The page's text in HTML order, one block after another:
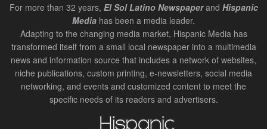
For more than 32 years, El Sol Latino Newspaperand Hispanic
Media has been a media leader.
Adapting to the changing media market, Hispanic Media has
transformed itself from a small local newspaper into a multimedia
news and information source that includes a network of websites,
niche publications, custom printing, e-newsletters, social media
networking, and events and customized content to meet the
specific needs of its readers and advertisers.